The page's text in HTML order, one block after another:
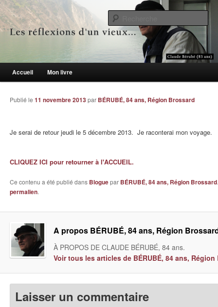
Les réflexions d'un vieux…
Le blogue des aînés de 65 ans et +
Menu principal
Aller au contenu principal
Aller au contenu secondaire
Accueil Mon livre
Publié le 11 novembre 2013par BÉRUBÉ, 84 ans, Région Brossard
Je serai de retour jeudi le 5 décembre 2013. Je raconterai mon voyage.
CLIQUEZ ICI pour retourner à l'ACCUEIL.
Ce contenu a été publié dans Bloguepar BÉRUBÉ, 84 ans, Région Brossard
permalien.
A propos BÉRUBÉ, 84 ans, Région
À PROPOS DE CLAUDE BÉRUBÉ, 84 ans.
Voir tous les articles de BÉRUBÉ, 84 ans,
Laisser un commentaire